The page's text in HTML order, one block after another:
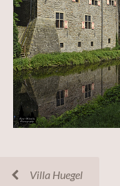
Villa Huegel